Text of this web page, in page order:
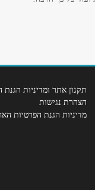
תקנון אתר ומדיניות הגנת
הצהרת נגישות
מדיניות הגנת הפרטיות